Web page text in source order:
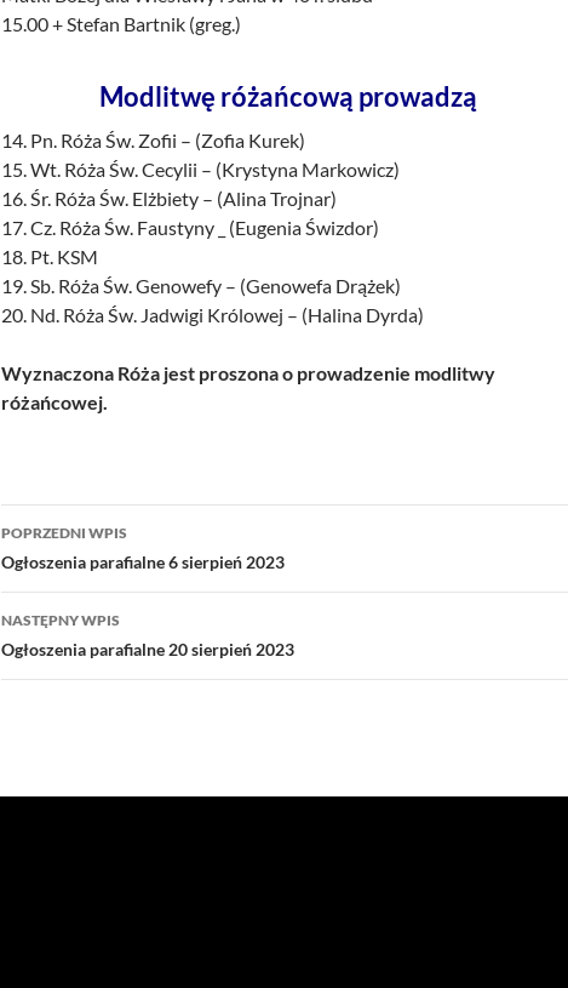
15.00 + Stefan Bartnik (greg.)
Modlitwę różańcową prowadzą
14. Pn. Róża Św. Zofii – (Zofia Kurek)
15. Wt. Róża Św. Cecylii – (Krystyna Markowicz)
16. Śr. Róża Św. Elżbiety – (Alina Trojnar)
17. Cz. Róża Św. Faustyny _ (Eugenia Świzdor)
18. Pt. KSM
19. Sb. Róża Św. Genowefy – (Genowefa Drążek)
20. Nd. Róża Św. Jadwigi Królowej – (Halina Dyrda)
Wyznaczona Róża jest proszona o prowadzenie modlitwy
różańcowej.
Nawigacja
wpisu
POPRZEDNI WPIS
Ogłoszenia parafialne 6 sierpień 2023
NASTĘPNY WPIS
Ogłoszenia parafialne 20 sierpień 2023